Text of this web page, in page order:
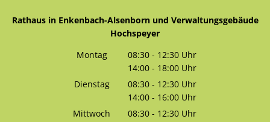
Rathaus in Enkenbach-Alsenborn und Verwaltungsgebäude
Hochspeyer
Montag
08:30 - 12:30 Uhr
Von 08:30 bis 12:30 Uhr
14:00 - 18:00 Uhr
Von 14:00 bis 18:00 Uhr
Dienstag 08:30 - 12:30 Uhr
Von 08:30 bis 12:30 Uhr
14:00 - 16:00 Uhr
Von 14:00 bis 16:00 Uhr
Mittwoch 08:30 - 12:30 Uhr